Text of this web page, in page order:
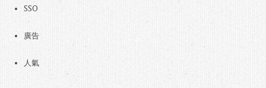
SSO
廣告
人氣